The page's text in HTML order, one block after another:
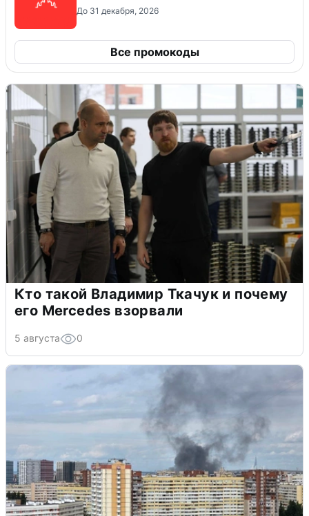
До 31 декабря, 2026
Все промокоды
Кто такой Владимир Ткачук и почему
его Mercedes взорвали
5 августа 0